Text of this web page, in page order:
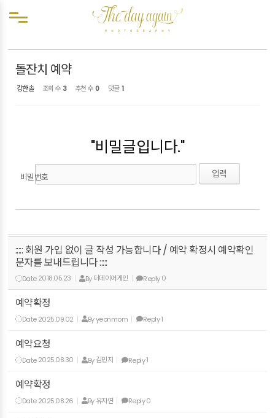
예약확정
돌잔치 예약
강한솔 조회 수 3 추천 수 0 댓글1
"비밀글입니다."
비밀번호
::::: 회원 가입 없이 글 작성 가능합니다 / 예약 확정시 예약확인
문자를 보내드립니다 :::::
Date 2018.05.23 By더데이어게인 Reply0
예약확정
Date 2025.09.02 Byyeonmom Reply1
예약요청
Date 2025.08.30 By김민지 Reply1
예약확정
Date 2025.08.26 By유지연 Reply0
Sketchbook5, 스케치북5